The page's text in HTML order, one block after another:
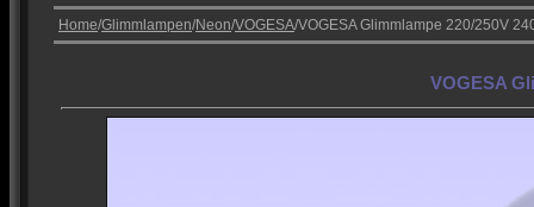
Home/Glimmlampen/Neon/VOGESA/VOGESA Glimmlampe 220/250V
VOGESA